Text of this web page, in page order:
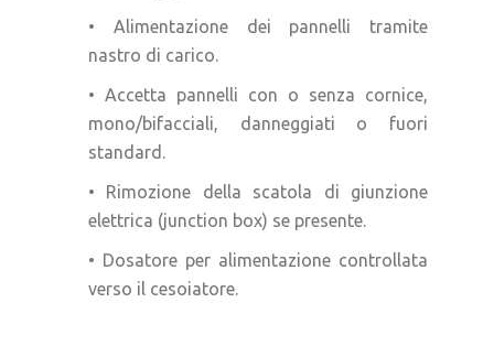
• Alimentazione dei pannelli tramite
nastro di carico.
• Accetta pannelli con o senza cornice,
mono/bifacciali, danneggiati o fuori
standard.
• Rimozione della scatola di giunzione
elettrica (junction box) se presente.
• Dosatore per alimentazione controllata
verso il cesoiatore.